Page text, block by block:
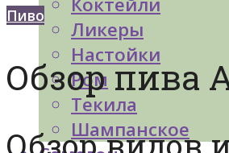
Ликеры
Настойки
Ром
Текила
Шампанское
Пиво
Обзор пива